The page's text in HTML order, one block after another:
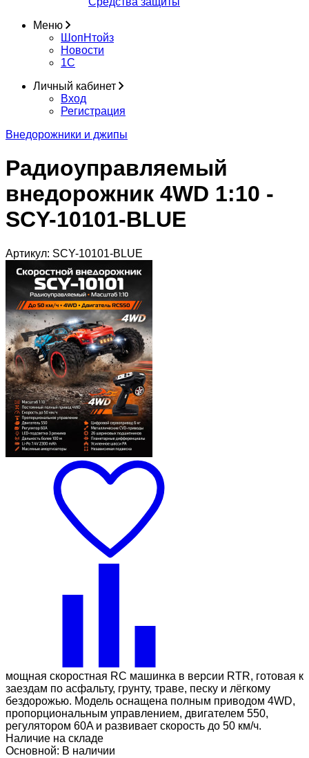
Меню
ШопНтойз
Новости
1C
Личный кабинет
Вход
Регистрация
Внедорожники и джипы
Радиоуправляемый
внедорожник 4WD 1:10 -
SCY-10101-BLUE
Артикул: SCY-10101-BLUE
мощная скоростная RC машинка в версии RTR, готовая к
заездам по асфальту, грунту, траве, песку и лёгкому
бездорожью. Модель оснащена полным приводом 4WD,
пропорциональным управлением, двигателем 550,
регулятором 60A и развивает скорость до 50 км/ч.
Наличие на складе
Основной: В наличии